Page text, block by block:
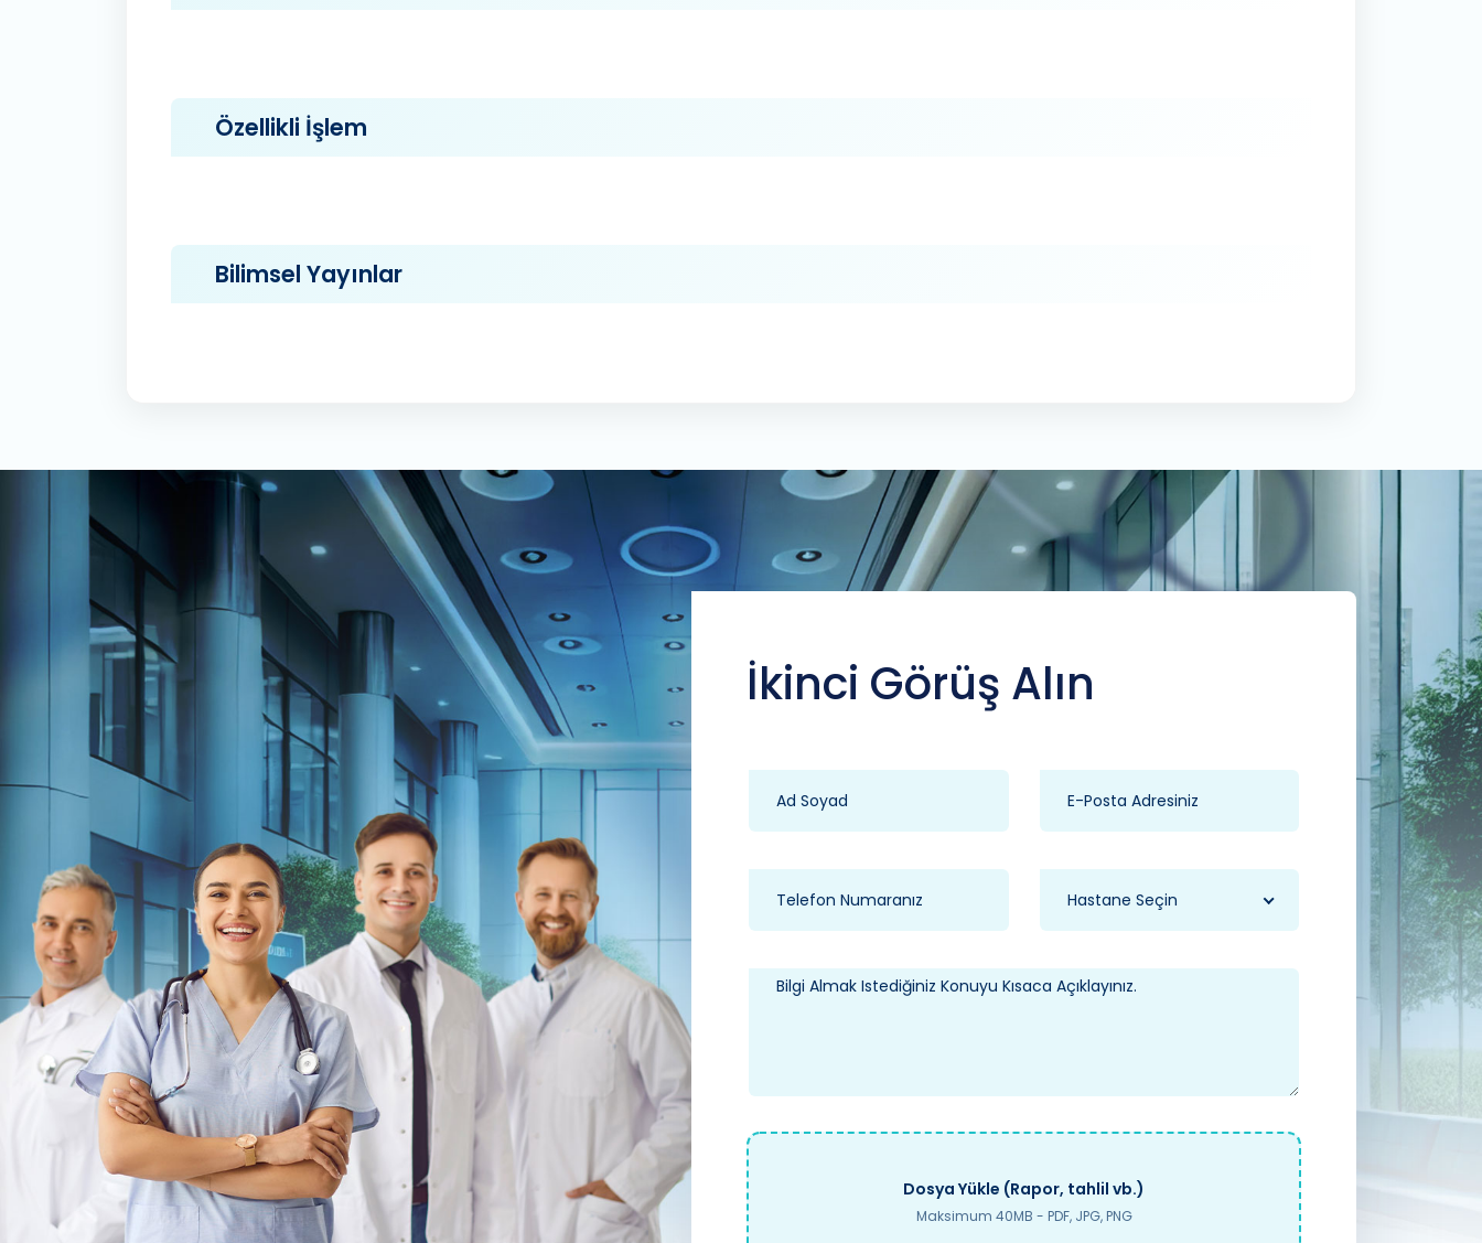
Özellikli İşlem
Bilimsel Yayınlar
İkinci Görüş Alın
Hastane Seçin
Dosya Yükle (Rapor, tahlil vb.)
Maksimum 40MB - PDF, JPG, PNG